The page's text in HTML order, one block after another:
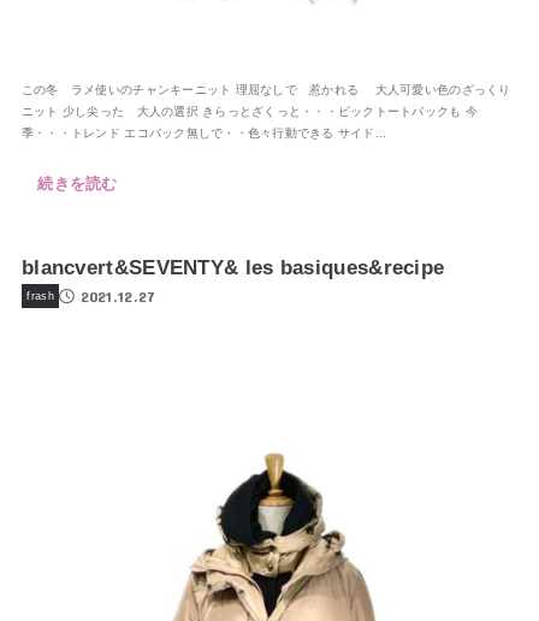
この冬 ラメ使いのチャンキーニット 理屈なしで 惹かれる 大人可愛い色のざっくり
ニット 少し尖った 大人の選択 きらっとざくっと・・・ビックトートバックも 今
季・・・トレンド エコバック無しで・・色々行動できる サイド...
続きを読む
blancvert&SEVENTY& les basiques&recipe
frash 2021.12.27